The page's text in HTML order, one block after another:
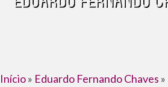
Início» Eduardo Fernando Chaves »